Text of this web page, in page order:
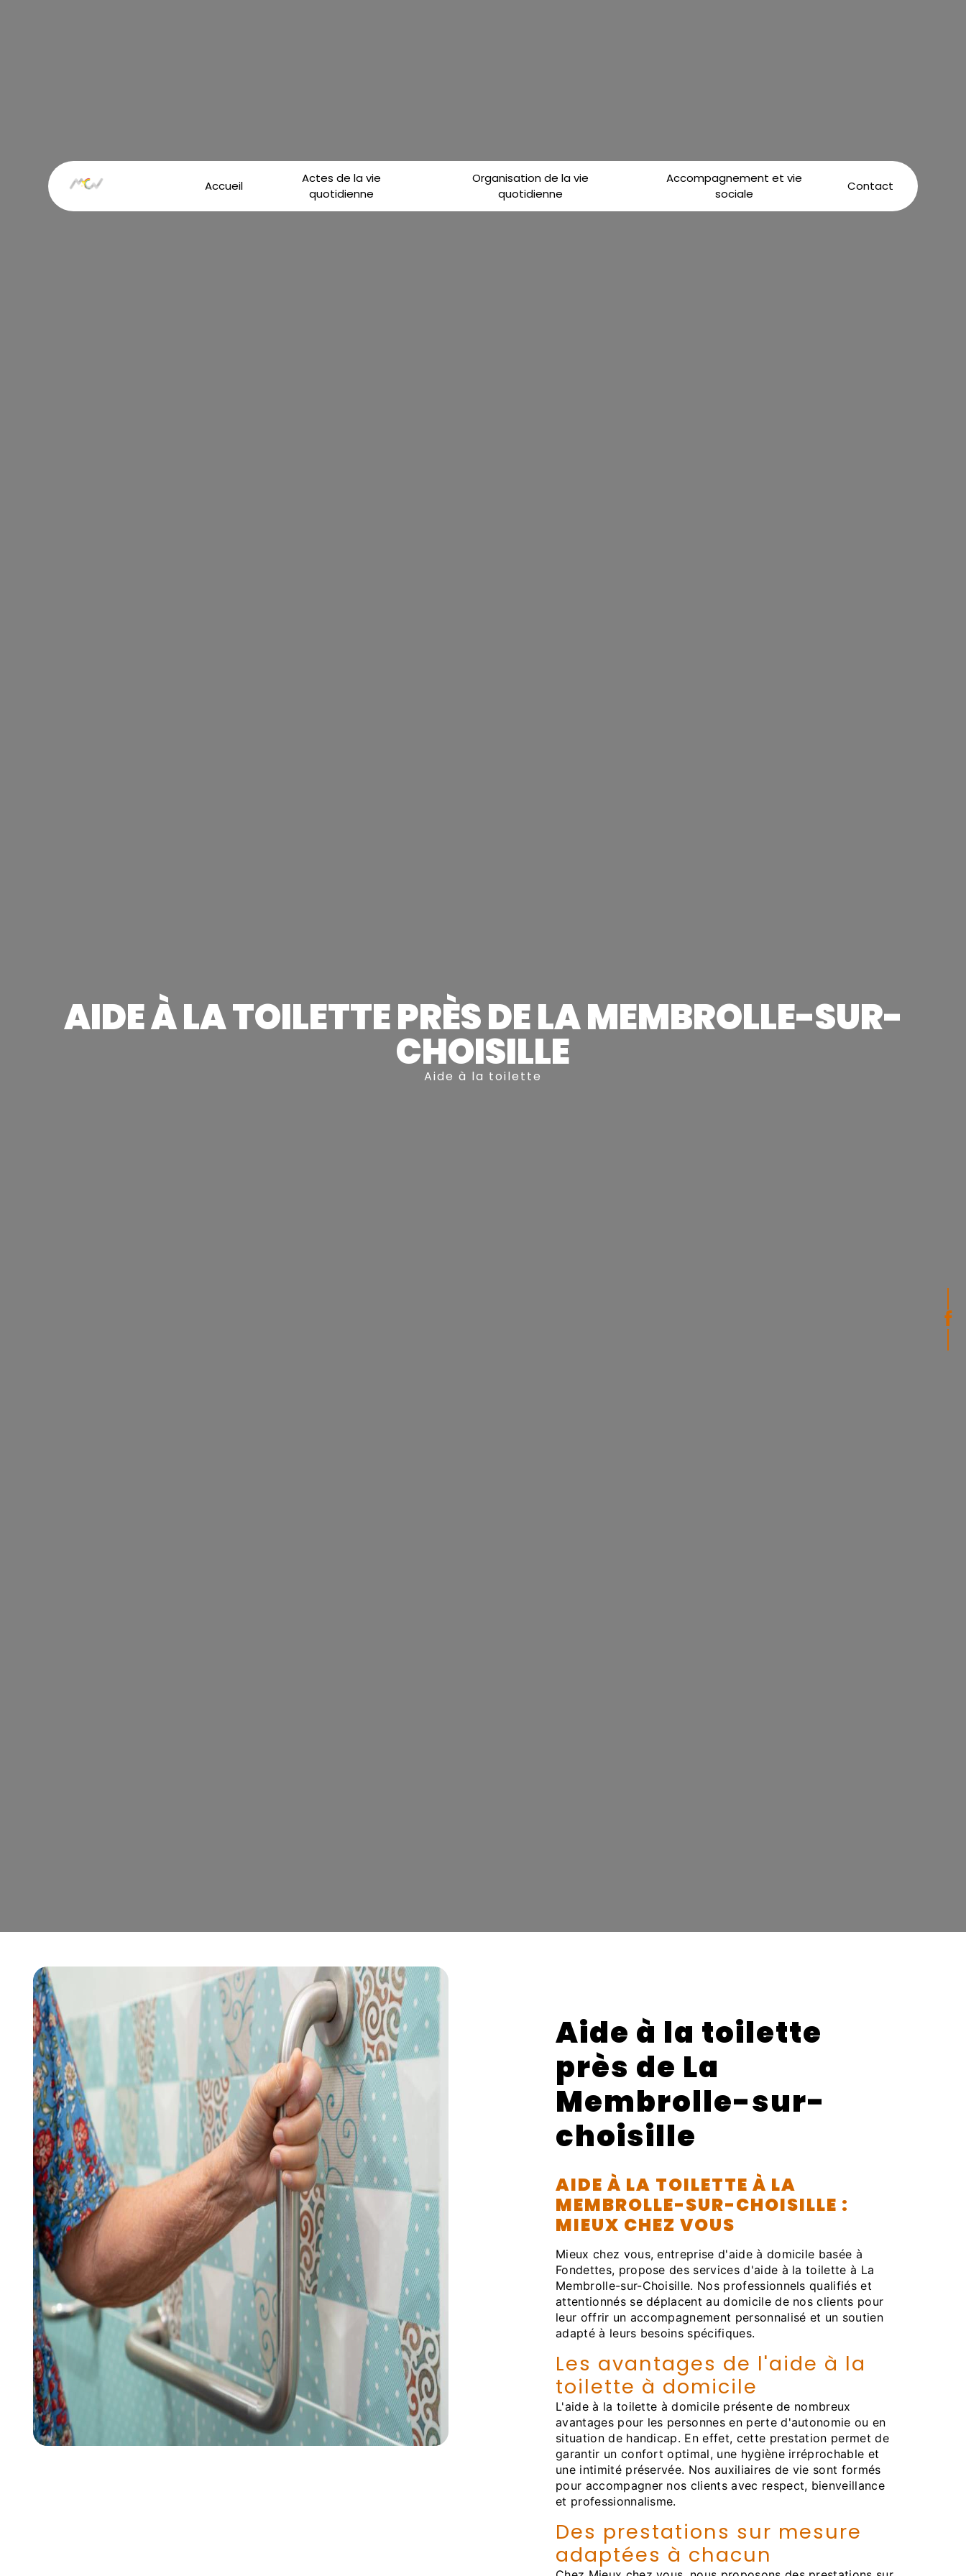
Accueil
Actes de la vie
quotidienne
Organisation de la vie
quotidienne
Accompagnement et vie
sociale
Contact
AIDE À LA TOILETTE PRÈS DE LA MEMBROLLE-SUR-
CHOISILLE
Aide à la toilette
Aide à la toilette
près de La
Membrolle-sur-
choisille
AIDE À LA TOILETTE À LA
MEMBROLLE-SUR-CHOISILLE :
MIEUX CHEZ VOUS
Mieux chez vous, entreprise d'aide à domicile basée à
Fondettes, propose des services d'aide à la toilette à La
Membrolle-sur-Choisille. Nos professionnels qualifiés et
attentionnés se déplacent au domicile de nos clients pour
leur offrir un accompagnement personnalisé et un soutien
adapté à leurs besoins spécifiques.
Les avantages de l'aide à la
toilette à domicile
L'aide à la toilette à domicile présente de nombreux
avantages pour les personnes en perte d'autonomie ou en
situation de handicap. En effet, cette prestation permet de
garantir un confort optimal, une hygiène irréprochable et
une intimité préservée. Nos auxiliaires de vie sont formés
pour accompagner nos clients avec respect, bienveillance
et professionnalisme.
Des prestations sur mesure
adaptées à chacun